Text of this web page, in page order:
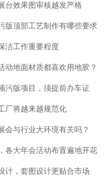
台效果图审核越发严格
版顶部工艺制作有哪些要求
洁工作重要程度
地面材质都喜欢用地胶？
版项目，须提前办车证
厂将越来越规范化
与行业大环境有关吗？
，各大年会活动布置遍地开花
，套图设计更贴合市场